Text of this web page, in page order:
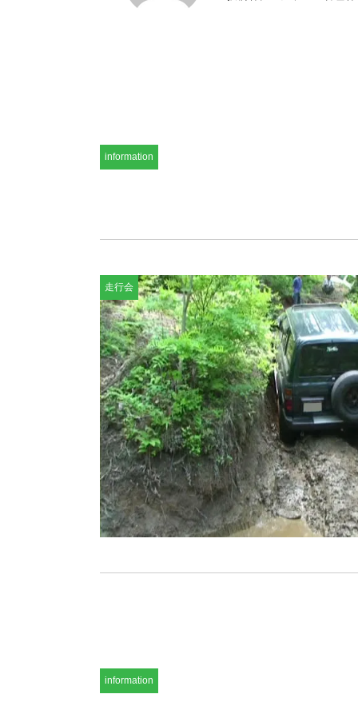
information
走行会
information